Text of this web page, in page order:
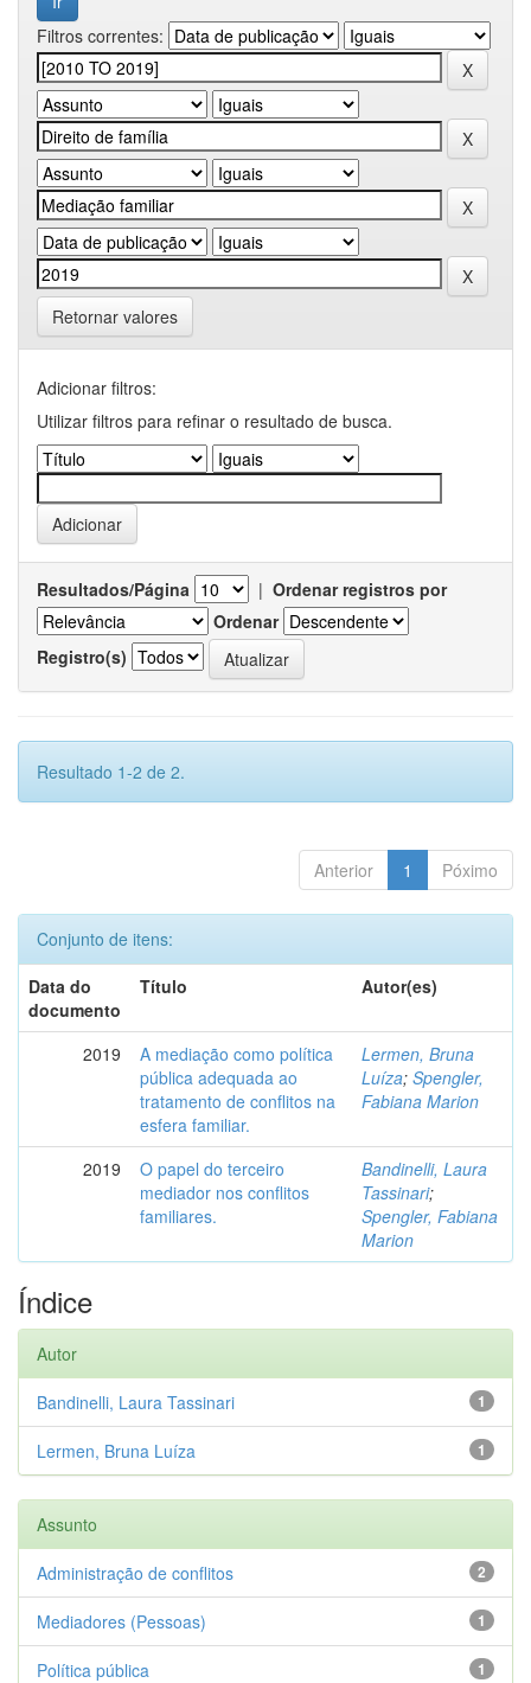
Filtros correntes:
Retornar valores
Adicionar filtros:
Utilizar filtros para refinar o resultado de busca.
Resultados/Página | Ordenar registros por
Ordenar
Registro(s)
Resultado 1-2 de 2.
Anterior 1 Póximo
Conjunto de itens:
Data do
documento
Título Autor(es)
2019
A mediação como política
pública adequada ao
tratamento de conflitos na
esfera familiar.
Lermen, Bruna
Luíza; Spengler,
Fabiana Marion
2019
O papel do terceiro
mediador nos conflitos
familiares.
Bandinelli, Laura
Tassinari;
Spengler, Fabiana
Marion
Índice
Autor
1
Bandinelli, Laura Tassinari
1
Lermen, Bruna Luíza
Assunto
2
Administração de conflitos
1
Mediadores (Pessoas)
1
Política pública